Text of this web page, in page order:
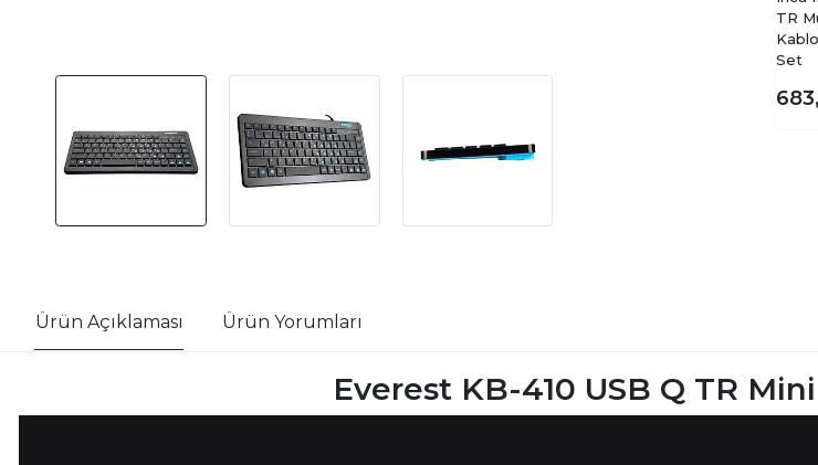
TR
Set
Ürün Açıklaması Ürün Yorumları
Everest KB-410 USB Q TR